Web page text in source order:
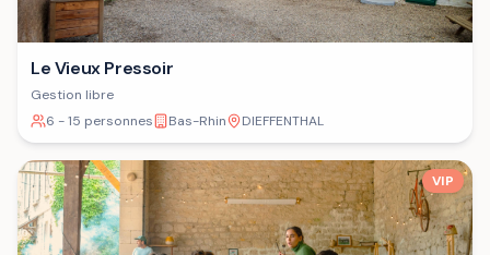
Le Vieux Pressoir
Gestion libre
6 - 15 personnes
Bas-Rhin DIEFFENTHAL
VIP